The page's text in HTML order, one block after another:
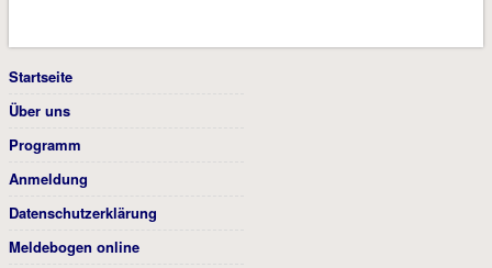
Startseite
Über uns
Programm
Anmeldung
Datenschutzerklärung
Meldebogen online